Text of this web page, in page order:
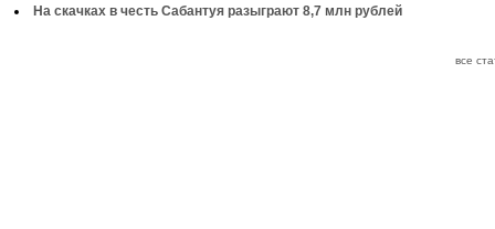
На скачках в честь Сабантуя разыграют 8,7 млн рублей
все